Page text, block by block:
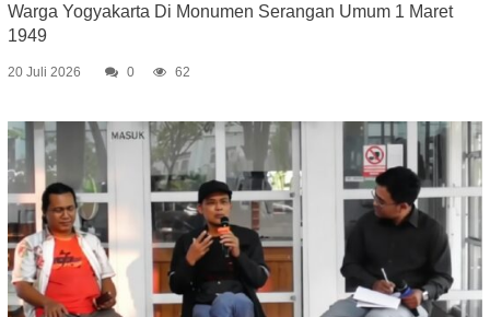
Warga Yogyakarta Di Monumen Serangan Umum 1 Maret
1949
20 Juli 2026 0 62